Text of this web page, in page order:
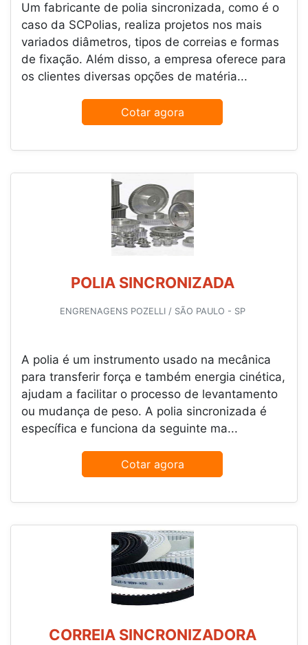
Um fabricante de polia sincronizada, como é o
caso da SCPolias, realiza projetos nos mais
variados diâmetros, tipos de correias e formas
de fixação. Além disso, a empresa oferece para
os clientes diversas opções de matéria...
Cotar agora
POLIA SINCRONIZADA
ENGRENAGENS POZELLI / SÃO PAULO - SP
A polia é um instrumento usado na mecânica
para transferir força e também energia cinética,
ajudam a facilitar o processo de levantamento
ou mudança de peso. A polia sincronizada é
específica e funciona da seguinte ma...
Cotar agora
CORREIA SINCRONIZADORA